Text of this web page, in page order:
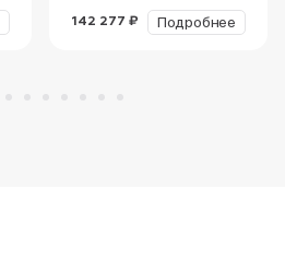
142 277 ₽ Подробнее